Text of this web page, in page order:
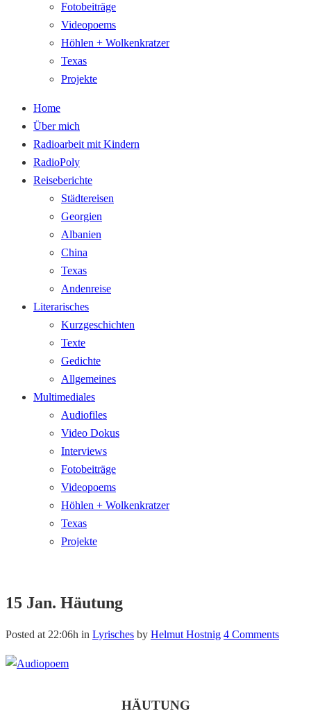
Fotobeiträge
Videopoems
Höhlen + Wolkenkratzer
Texas
Projekte
Home
Über mich
Radioarbeit mit Kindern
RadioPoly
Reiseberichte
Städtereisen
Georgien
Albanien
China
Texas
Andenreise
Literarisches
Kurzgeschichten
Texte
Gedichte
Allgemeines
Multimediales
Audiofiles
Video Dokus
Interviews
Fotobeiträge
Videopoems
Höhlen + Wolkenkratzer
Texas
Projekte
15 Jan. Häutung
Posted at 22:06h in Lyrisches by Helmut Hostnig 4 Comments
HÄUTUNG